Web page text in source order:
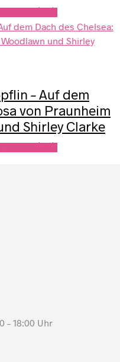
– Auf dem
von Praunheim
Shirley Clarke
– 18:00 Uhr